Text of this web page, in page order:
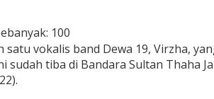
100
satu vokalis band Dewa 19, Virzha,
sudah tiba di Bandara Sultan Thaha